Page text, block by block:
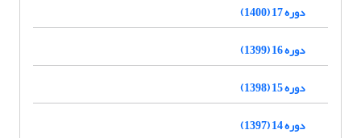
دوره 17 (1400)
دوره 16 (1399)
دوره 15 (1398)
دوره 14 (1397)